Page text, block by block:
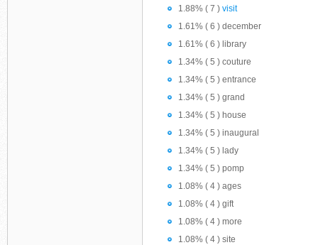
1.88% ( 7 ) visit
1.61% ( 6 ) december
1.61% ( 6 ) library
1.34% ( 5 ) couture
1.34% ( 5 ) entrance
1.34% ( 5 ) grand
1.34% ( 5 ) house
1.34% ( 5 ) inaugural
1.34% ( 5 ) lady
1.34% ( 5 ) pomp
1.08% ( 4 ) ages
1.08% ( 4 ) gift
1.08% ( 4 ) more
1.08% ( 4 ) site